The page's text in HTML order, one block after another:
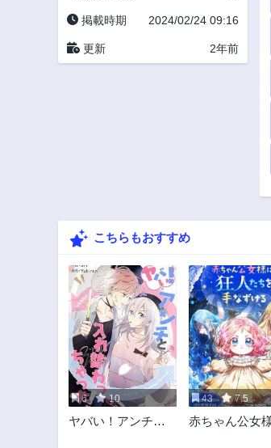
掲載時期 2024/02/24 09:16
更新 2年前
こちらもおすすめ
6 10
ヤバい！アンチと
43 7.5
赤ちゃん公女